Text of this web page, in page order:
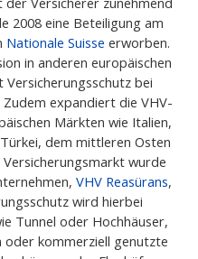
2008 eine Beteiligung am
Nationale Suisse erworben.
in anderen europäischen
bei
expandiert die VHV-
Märkten wie Italien,
dem mittleren Osten
wurde
VHV Reasürans,
wird hierbei
Tunnel oder Hochhäuser,
oder kommerziell genutzte